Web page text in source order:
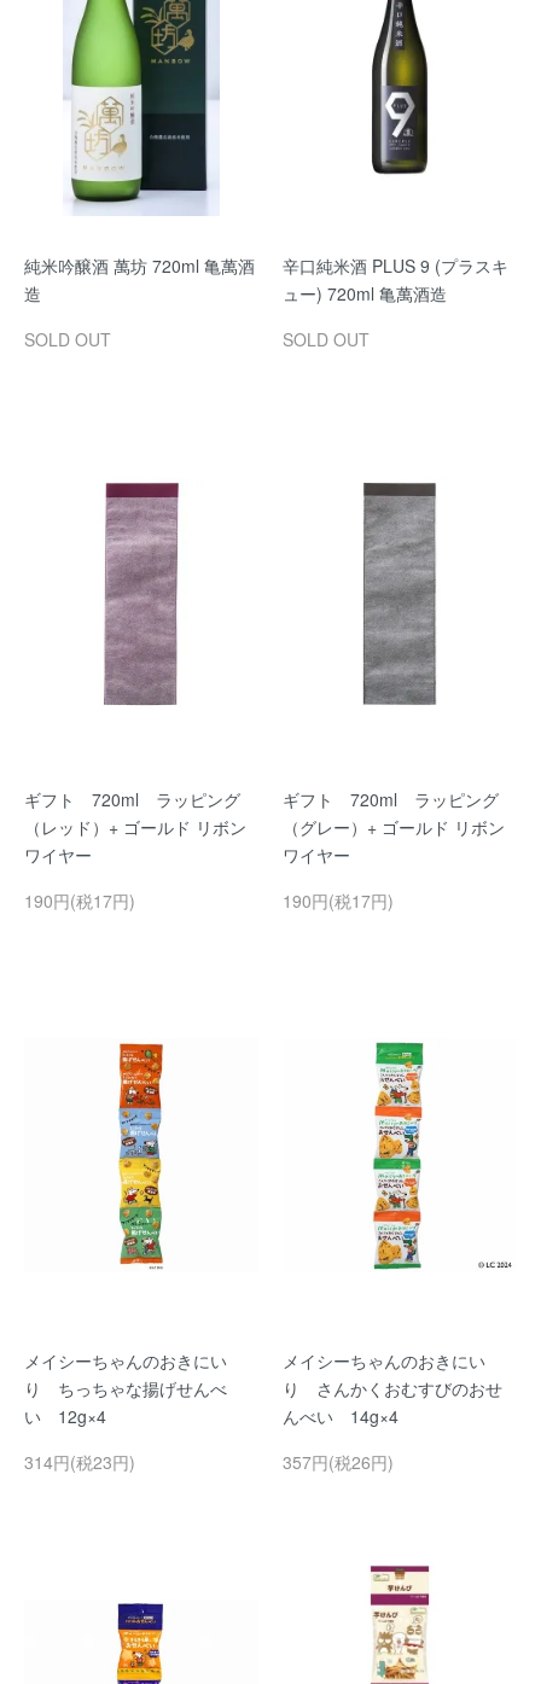
純米吟醸酒 萬坊 720ml 亀萬酒
造
SOLD OUT
辛口純米酒 PLUS 9 (プラスキ
ュー) 720ml 亀萬酒造
SOLD OUT
ギフト 720ml ラッピング
（レッド）+ ゴールド リボン
ワイヤー
190円(税17円)
ギフト 720ml ラッピング
（グレー）+ ゴールド リボン
ワイヤー
190円(税17円)
メイシーちゃんのおきにい
り ちっちゃな揚げせんべ
い 12g×4
314円(税23円)
メイシーちゃんのおきにい
り さんかくおむすびのおせ
んべい 14g×4
357円(税26円)